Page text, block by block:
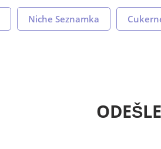
Niche Seznamka